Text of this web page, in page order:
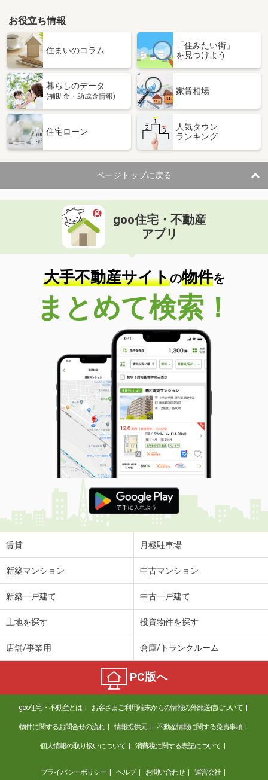
お役立ち情報
住まいのコラム
「住みたい街」
を見つけよう
暮らしのデータ
(補助金・助成金情報)
家賃相場
住宅ローン
人気タウン
ランキング
ページトップに戻る
goo住宅・不動産
アプリ
大手不動産サイトの物件を
まとめて検索！
賃貸 月極駐車場
新築マンション 中古マンション
新築一戸建て 中古一戸建て
土地を探す 投資物件を探す
店舗/事業用 倉庫/トランクルーム
PC版へ
goo住宅・不動産とは お客さまご利用端末からの情報の外部送信について
物件に関するお問合せの流れ 情報提供元 不動産情報に関する免責事項
個人情報の取り扱いについて 消費税に関する表記について
プライバシーポリシー ヘルプ お問い合わせ 運営会社